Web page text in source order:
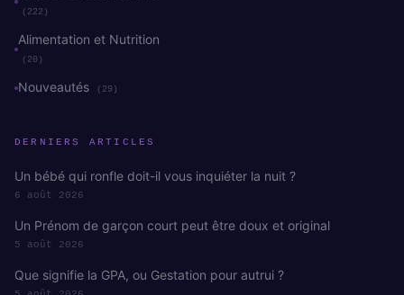
(222)
Alimentation et Nutrition
(20)
Nouveautés (29)
DERNIERS ARTICLES
Un bébé qui ronfle doit-il vous inquiéter la nuit ?
6 août 2026
Un Prénom de garçon court peut être doux et original
5 août 2026
Que signifie la GPA, ou Gestation pour autrui ?